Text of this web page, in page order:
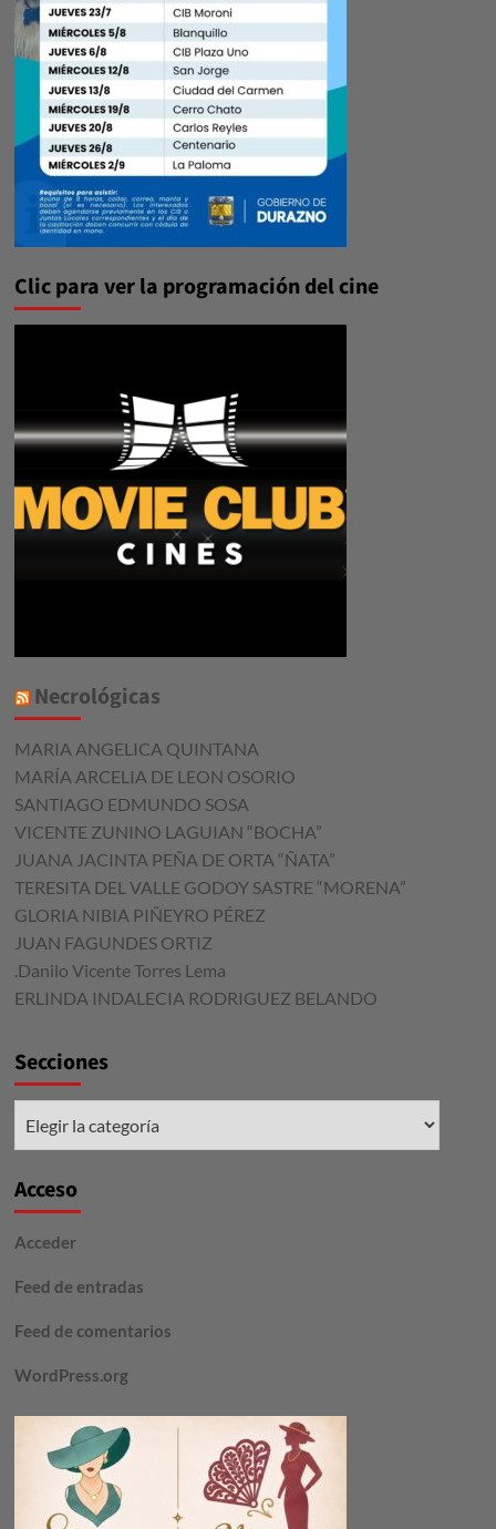
Clic para ver la programación del cine
Necrológicas
MARIA ANGELICA QUINTANA
MARÍA ARCELIA DE LEON OSORIO
SANTIAGO EDMUNDO SOSA
VICENTE ZUNINO LAGUIAN “BOCHA”
JUANA JACINTA PEÑA DE ORTA “ÑATA”
TERESITA DEL VALLE GODOY SASTRE “MORENA”
GLORIA NIBIA PIÑEYRO PÉREZ
JUAN FAGUNDES ORTIZ
.Danilo Vicente Torres Lema
ERLINDA INDALECIA RODRIGUEZ BELANDO
Secciones
Acceso
Acceder
Feed de entradas
Feed de comentarios
WordPress.org